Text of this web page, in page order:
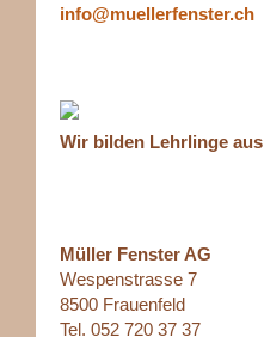
info@muellerfenster.ch
Wir bilden Lehrlinge aus
Müller Fenster AG
Wespenstrasse 7
8500 Frauenfeld
Tel. 052 720 37 37